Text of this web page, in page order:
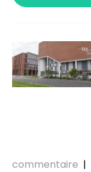
commentaire |